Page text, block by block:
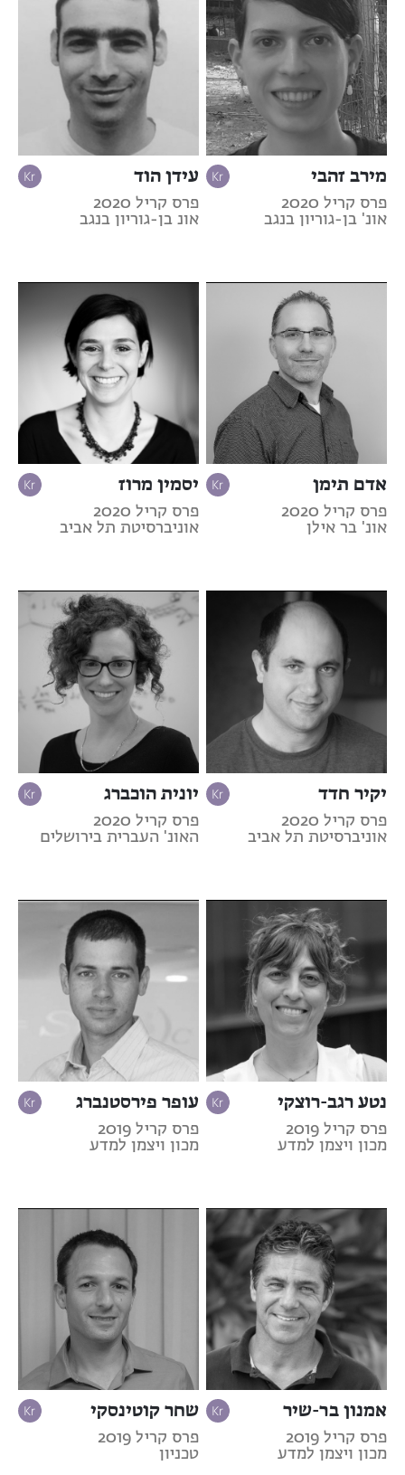
מירב זהבי
פרס קריל 2020
אונ' בן-גוריון בנגב
עידן הוד
פרס קריל 2020
אונ בן-גוריון בנגב
אדם תימן
פרס קריל 2020
אונ' בר אילן
יסמין מרוז
פרס קריל 2020
אוניברסיטת תל אביב
יקיר חדד
פרס קריל 2020
אוניברסיטת תל אביב
יונית הוכברג
פרס קריל 2020
האונ' העברית בירושלים
נטע רגב-רוצקי
פרס קריל 2019
מכון ויצמן למדע
עופר פירסטנברג
פרס קריל 2019
מכון ויצמן למדע
אמנון בר-שיר
פרס קריל 2019
מכון ויצמן למדע
שחר קוטינסקי
פרס קריל 2019
טכניון